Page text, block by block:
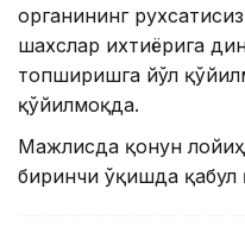
органининг
шахслар ихтиёрига
топширишга йўл
қўйилмоқда.
Мажлисда қонун
биринчи ўқишда қабул